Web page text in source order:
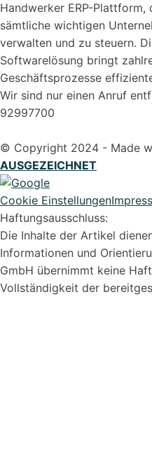
Handwerker ERP-Plattform,
sämtliche wichtigen
verwalten und zu steuern.
Softwarelösung bringt
Geschäftsprozesse
Wir sind nur einen Anruf
92997700
© Copyright 2024 - Made
AUSGEZEICHNET
Cookie Einstellungen
Haftungsausschluss:
Die Inhalte der Artikel
Informationen und
GmbH übernimmt keine
Vollständigkeit der